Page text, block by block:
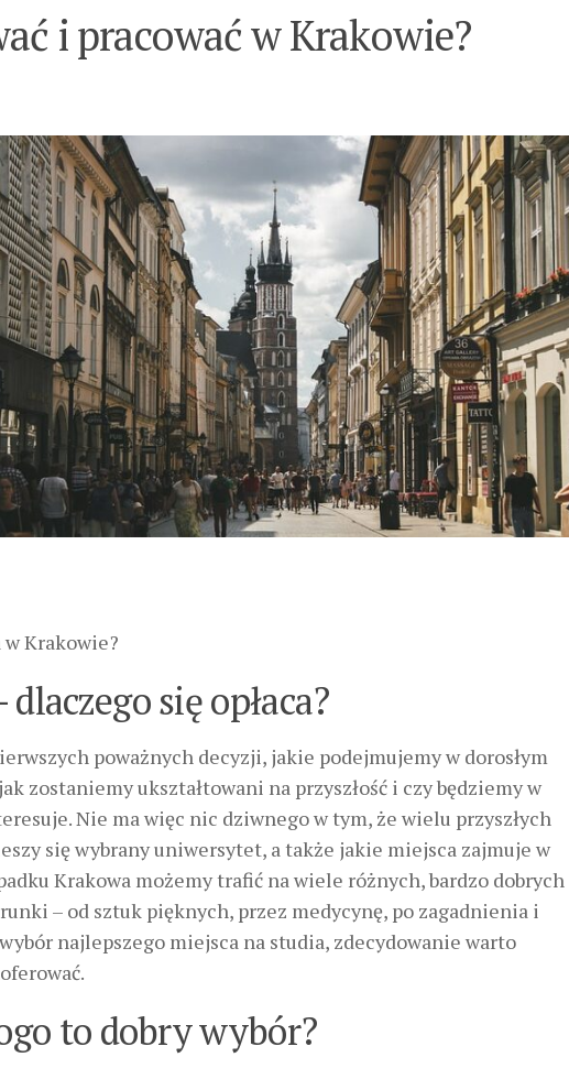
i pracować w Krakowie?
w Krakowie?
się opłaca?
poważnych decyzji, jakie podejmujemy w dorosłym
zostaniemy ukształtowani na przyszłość i czy będziemy w
Nie ma więc nic dziwnego w tym, że wielu przyszłych
się wybrany uniwersytet, a także jakie miejsca zajmuje w
Krakowa możemy trafić na wiele różnych, bardzo dobrych
– od sztuk pięknych, przez medycynę, po zagadnienia i
najlepszego miejsca na studia, zdecydowanie warto
to dobry wybór?